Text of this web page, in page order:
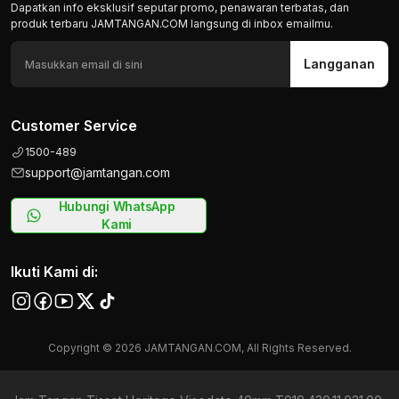
Dapatkan info eksklusif seputar promo, penawaran terbatas, dan
produk terbaru JAMTANGAN.COM langsung di inbox emailmu.
Langganan
Customer Service
1500-489
support@jamtangan.com
Hubungi WhatsApp
Kami
Ikuti Kami di:
Copyright © 2026 JAMTANGAN.COM, All Rights Reserved.